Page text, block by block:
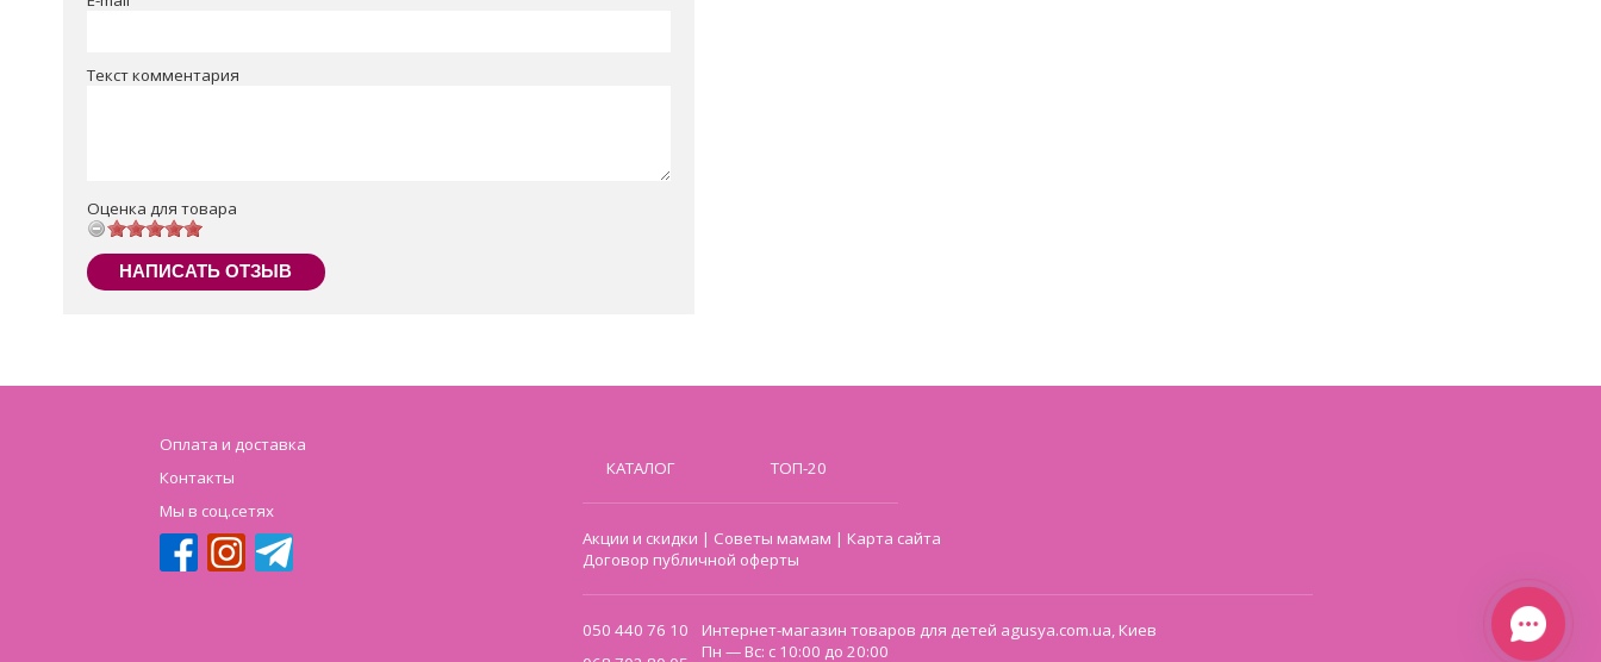
Текст комментария
Оценка для товара
НАПИСАТЬ ОТЗЫВ
Оплата и доставка
Контакты
Мы в соц.сетях
КАТАЛОГ ТОП-20
Акции и скидки | Советы мамам |Карта сайта
Договор публичной оферты
050 440 76 10
Интернет-магазин товаров для детей agusya.com.ua, Киев
Пн — Вс: с 10:00 до 20:00